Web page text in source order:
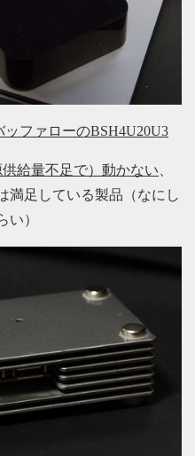
ッファローのBSH4U20U3
供給量不足で）動かない
満足している製品（なにし
い）